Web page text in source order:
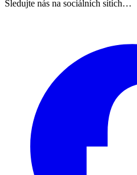
Sledujte nás na sociálních sítích…